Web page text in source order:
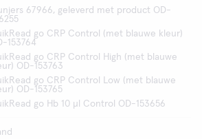
67966, geleverd met product OD-
go CRP Control (met blauwe kleur)
153764
go CRP Control High (met blauwe
OD-153763
go CRP Control Low (met blauwe
OD-153765
go Hb 10 μl Control OD-153656